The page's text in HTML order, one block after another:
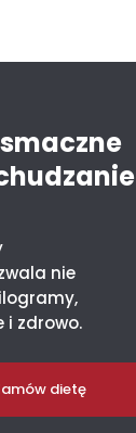
nie
i zdrowo.
dietę